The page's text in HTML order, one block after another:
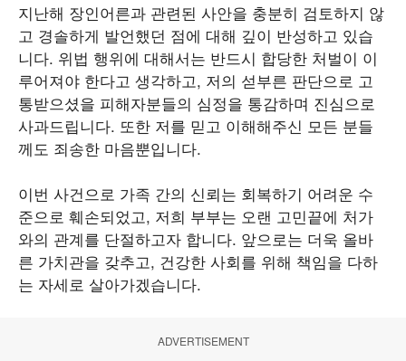
지난해 장인어른과 관련된 사안을 충분히 검토하지 않
고 경솔하게 발언했던 점에 대해 깊이 반성하고 있습
니다. 위법 행위에 대해서는 반드시 합당한 처벌이 이
루어져야 한다고 생각하고, 저의 섣부른 판단으로 고
통받으셨을 피해자분들의 심정을 통감하며 진심으로
사과드립니다. 또한 저를 믿고 이해해주신 모든 분들
께도 죄송한 마음뿐입니다.
이번 사건으로 가족 간의 신뢰는 회복하기 어려운 수
준으로 훼손되었고, 저희 부부는 오랜 고민끝에 처가
와의 관계를 단절하고자 합니다. 앞으로는 더욱 올바
른 가치관을 갖추고, 건강한 사회를 위해 책임을 다하
는 자세로 살아가겠습니다.
ADVERTISEMENT